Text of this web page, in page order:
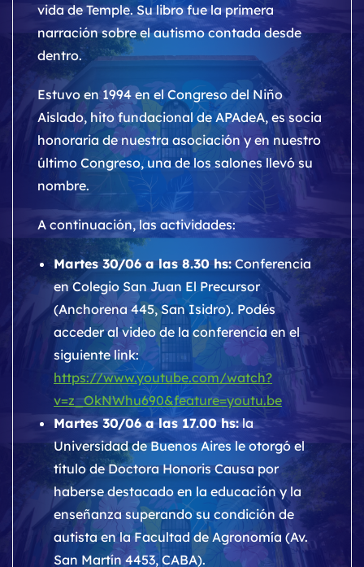
vida de Temple. Su libro fue la primera
narración sobre el autismo contada desde
dentro.
Estuvo en 1994 en el Congreso del Niño
Aislado, hito fundacional de APAdeA, es socia
honoraria de nuestra asociación y en nuestro
último Congreso, una de los salones llevó su
nombre.
A continuación, las actividades:
Martes 30/06 a las 8.30 hs:Conferencia
en Colegio San Juan El Precursor
(Anchorena 445, San Isidro). Podés
acceder al video de la conferencia en el
siguiente link:
https://www.youtube.com/watch?
v=z_OkNWhu690&feature=youtu.be
Martes 30/06 a las 17.00 hs:la
Universidad de Buenos Aires le otorgó el
título de Doctora Honoris Causa por
haberse destacado en la educación y la
enseñanza superando su condición de
autista en la Facultad de Agronomía (Av.
San Martín 4453, CABA).